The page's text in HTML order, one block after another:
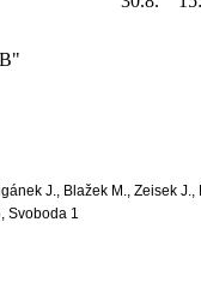
J., Blažek M., Zeisek
Svoboda 1